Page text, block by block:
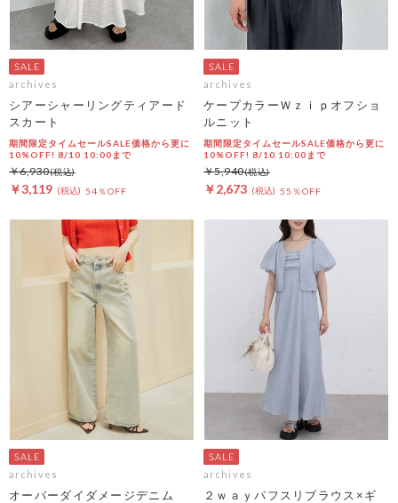
archives
シアーシャーリングティアード
スカート
期間限定タイムセールSALE価格から更に
10%OFF! 8/10 10:00まで
￥3,119 54％OFF
￥6,930
archives
ケープカラーＷｚｉｐオフショ
ルニット
期間限定タイムセールSALE価格から更に
10%OFF! 8/10 10:00まで
￥2,673 55％OFF
￥5,940
archives
オーバーダイダメージデニム
archives
２ｗａｙパフスリブラウス×ギ